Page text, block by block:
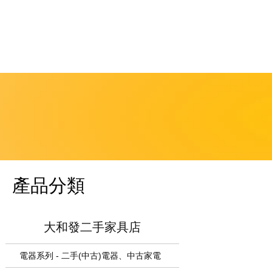
產品分類
大和發二手家具店
電器系列 - 二手(中古)電器、中古家電